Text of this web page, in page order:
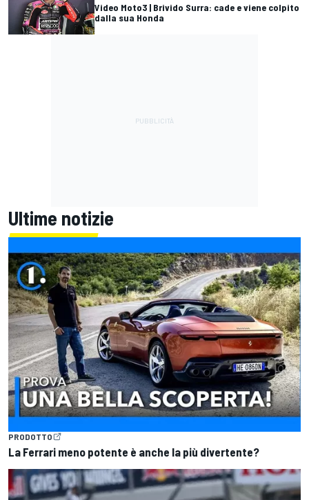
Video Moto3 | Brivido Surra: cade e viene colpito
dalla sua Honda
Ultime notizie
PRODOTTO
La Ferrari meno potente è anche la più divertente?